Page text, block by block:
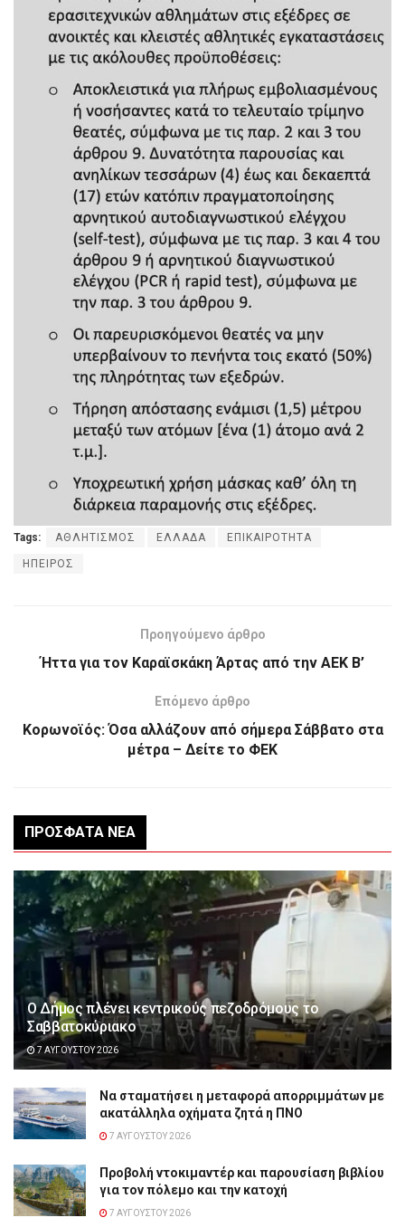
Tags: ΑΘΛΗΤΙΣΜΟΣ ΕΛΛΑΔΑ ΕΠΙΚΑΙΡΟΤΗΤΑ
ΗΠΕΙΡΟΣ
Προηγούμενο άρθρο
Ήττα για τον Καραϊσκάκη Άρτας από την ΑΕΚ Β’
Επόμενο άρθρο
Κορωνοϊός: Όσα αλλάζουν από σήμερα Σάββατο στα
μέτρα – Δείτε το ΦΕΚ
ΠΡΌΣΦΑΤΑ ΝΈΑ
Ο Δήμος πλένει κεντρικούς πεζοδρόμους το
Σαββατοκύριακο
7 ΑΥΓΟΎΣΤΟΥ 2026
Να σταματήσει η μεταφορά απορριμμάτων με
ακατάλληλα οχήματα ζητά η ΠΝΟ
7 ΑΥΓΟΎΣΤΟΥ 2026
Προβολή ντοκιμαντέρ και παρουσίαση βιβλίου
για τον πόλεμο και την κατοχή
7 ΑΥΓΟΎΣΤΟΥ 2026